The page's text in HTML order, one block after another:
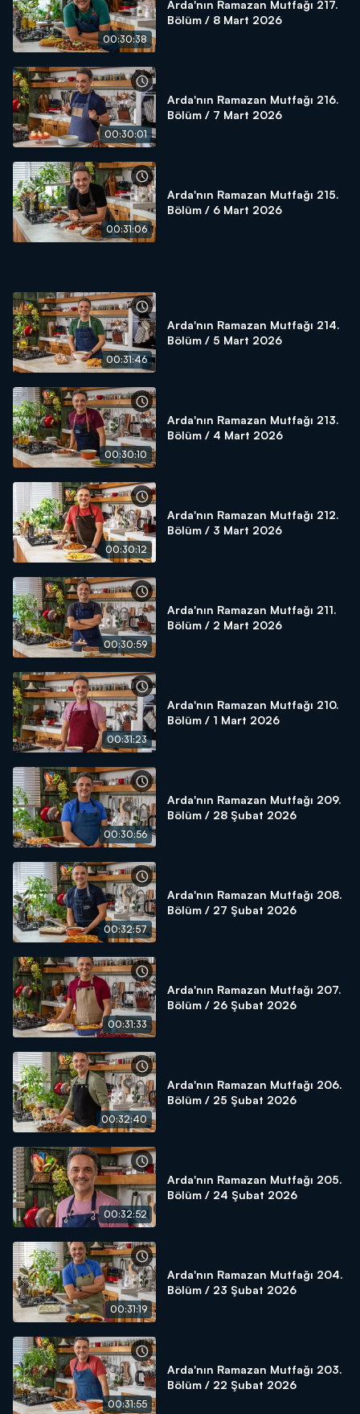
00:30:38
Arda'nın Ramazan Mutfağı 217.
Bölüm / 8 Mart 2026
00:30:01
Arda'nın Ramazan Mutfağı 216.
Bölüm / 7 Mart 2026
00:31:06
Arda'nın Ramazan Mutfağı 215.
Bölüm / 6 Mart 2026
00:31:46
Arda'nın Ramazan Mutfağı 214.
Bölüm / 5 Mart 2026
00:30:10
Arda'nın Ramazan Mutfağı 213.
Bölüm / 4 Mart 2026
00:30:12
Arda'nın Ramazan Mutfağı 212.
Bölüm / 3 Mart 2026
00:30:59
Arda'nın Ramazan Mutfağı 211.
Bölüm / 2 Mart 2026
00:31:23
Arda'nın Ramazan Mutfağı 210.
Bölüm / 1 Mart 2026
00:30:56
Arda'nın Ramazan Mutfağı 209.
Bölüm / 28 Şubat 2026
00:32:57
Arda'nın Ramazan Mutfağı 208.
Bölüm / 27 Şubat 2026
00:31:33
Arda'nın Ramazan Mutfağı 207.
Bölüm / 26 Şubat 2026
00:32:40
Arda'nın Ramazan Mutfağı 206.
Bölüm / 25 Şubat 2026
00:32:52
Arda'nın Ramazan Mutfağı 205.
Bölüm / 24 Şubat 2026
00:31:19
Arda'nın Ramazan Mutfağı 204.
Bölüm / 23 Şubat 2026
00:31:55
Arda'nın Ramazan Mutfağı 203.
Bölüm / 22 Şubat 2026